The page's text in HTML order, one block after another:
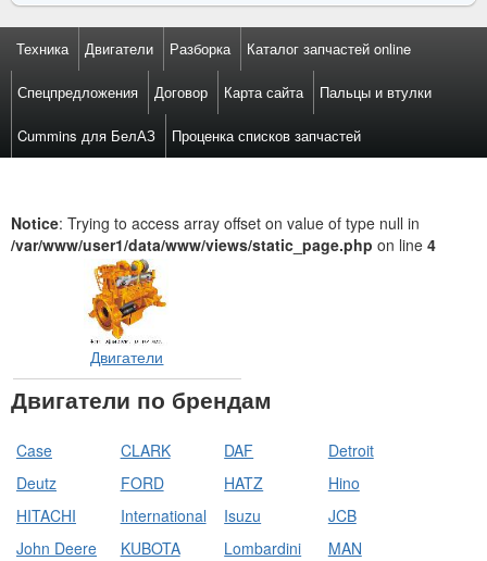
Техника Двигатели Разборка Каталог запчастей online
Спецпредложения Договор Карта сайта Пальцы и втулки
Cummins для БелАЗ Проценка списков запчастей
Notice: Trying to access array offset on value of type null in
/var/www/user1/data/www/views/static_page.php on line 4
Двигатели
Двигатели по брендам
Case CLARK DAF
Detroit
Deutz
FORD HATZ
Hino
HITACHI
International Isuzu
JCB
John Deere
KUBOTA Lombardini
MAN